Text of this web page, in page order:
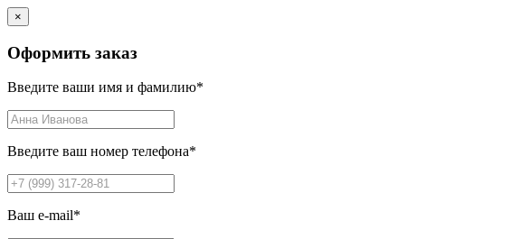
×
Оформить заказ
Введите ваши имя и фамилию*
Введите ваш номер телефона*
Ваш e-mail*